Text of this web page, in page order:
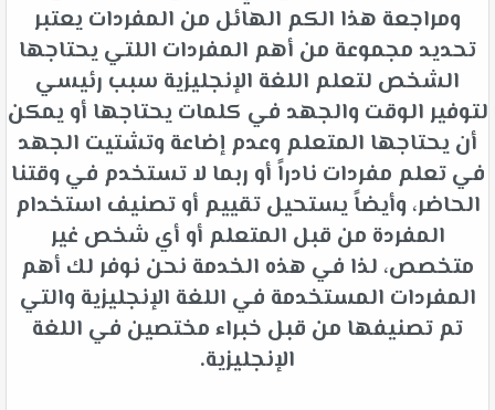
ومراجعة هذا الكم الهائل من المفردات يعتبر
تحديد مجموعة من أهم المفردات اللتي يحتاجها
الشخص لتعلم اللغة الإنجليزية سبب رئيسي
لتوفير الوقت والجهد في كلمات يحتاجها أو يمكن
أن يحتاجها المتعلم وعدم إضاعة وتشتيت الجهد
في تعلم مفردات نادراً أو ربما لا تستخدم في وقتنا
الحاضر، وأيضاً يستحيل تقييم أو تصنيف استخدام
المفردة من قبل المتعلم أو أي شخص غير
متخصص، لذا في هذه الخدمة نحن نوفر لك أهم
المفردات المستخدمة في اللغة الإنجليزية والتي
تم تصنيفها من قبل خبراء مختصين في اللغة
الإنجليزية.